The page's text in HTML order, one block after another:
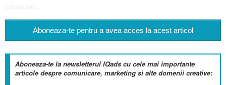
urmatoare.
Aboneaza-te pentru a avea acces la acest articol
Aboneaza-te la newsletterul IQads cu cele mai importante
articole despre comunicare, marketing si alte domenii creative: